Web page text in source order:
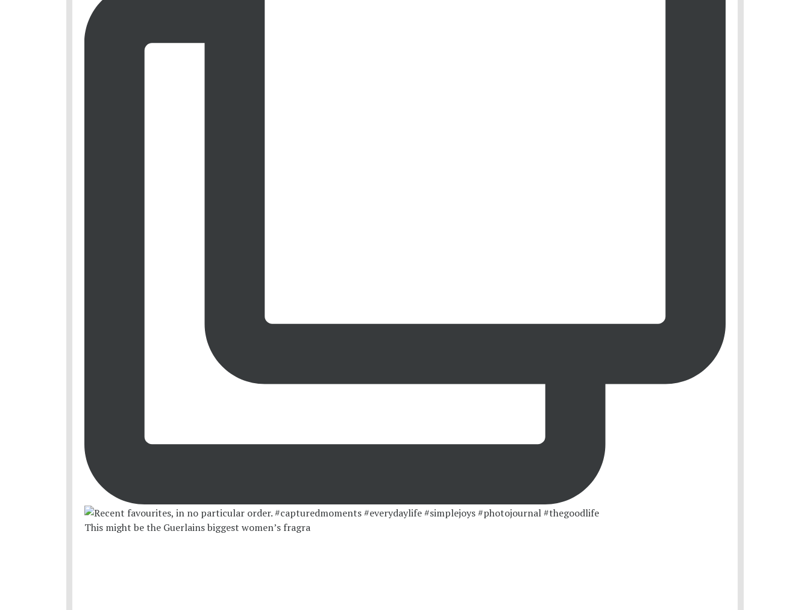
This might be the Guerlains biggest women’s fragra